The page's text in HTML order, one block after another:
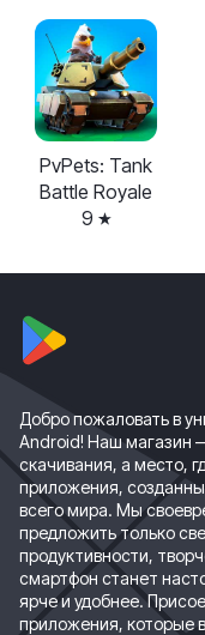
PvPets: Tank
Battle Royale
9
Добро пожаловать в
Android! Наш магазин
скачивания, а место,
приложения,
всего мира. Мы
предложить только
продуктивности,
смартфон станет
ярче и удобнее.
приложения, которые